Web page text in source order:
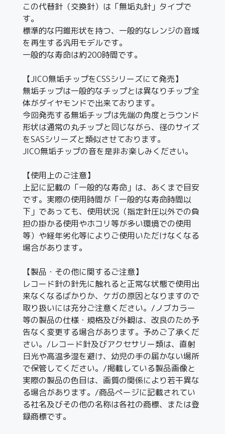
この代替針（交換針）は「無垢丸針」タイプで
す。
標準的な円錐形状を持つ、一般的なレンジの音域
を再生する汎用モデルです。
一般的な寿命は約200時間です。
【JICO無垢チップをCSSシリーズにて発売】
無垢チップは一般的なチップとは異なりチップ全
体がダイヤモンドで出来ております。
今回発売する無垢チップは先端の角度とラウンド
形状は通常の丸チップと同じながら、径のサイズ
をSASシリーズと類似させております。
JICO無垢チップの音を是非お楽しみください。
【使用上のご注意】
上記に記載の「一般的な寿命」は、あくまで目安
です。実際の使用時間が「一般的な寿命時間以
下」であっても、使用状況（指定針圧以外での負
担の掛かる使用やホコリ等が多い環境での使用
等）や経年劣化等によりご使用いただけなくなる
場合があります。
【製品・その他に関するご注意】
レコード針の針先に触れると正常な状態で使用出
来なくなるばかりか、ケガの原因となりますので
取り扱いには充分ご注意ください。/ノブカラー
等の製品の仕様・規格及び外観は、改良のため予
告なく変更する場合があります。予めご了承くだ
さい。/レコード針及びアクセサリー類は、直射
日光や高温多湿を避け、幼児の手の届かない場所
で保管してください。/掲載している製品画像と
実際の製品の色目は、画質の関係により若干異な
る場合があります。/商品ページに記載されてい
る社名及びその他の名称は各社の商標、または登
録商標です。